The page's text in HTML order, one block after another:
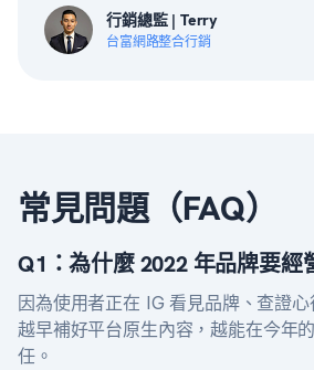
行銷總監 | Terry
台富網路整合行銷
常見問題（FAQ）
Q1：為什麼 2022 年品牌要經
因為使用者正在 IG 看見品牌、查證
越早補好平台原生內容，越能在今年
任。